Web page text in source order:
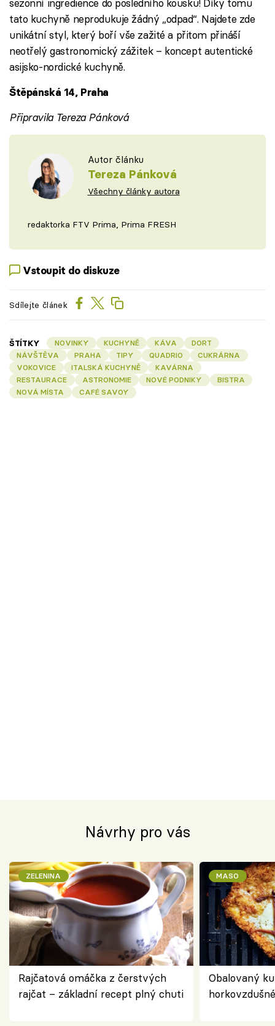
sezonní ingredience do posledního kousku! Díky tomu
tato kuchyně neprodukuje žádný „odpad“. Najdete zde
unikátní styl, který boří vše zažité a přitom přináší
neotřelý gastronomický zážitek – koncept autentické
asijsko-nordické kuchyně.
Štěpánská 14, Praha
Připravila Tereza Pánková
Autor článku
Tereza Pánková
Všechny články autora
redaktorka FTV Prima, Prima FRESH
Vstoupit do diskuze
Sdílejte článek
ŠTÍTKY NOVINKY KUCHYNĚ KÁVA
DORT
NÁVŠTĚVA
PRAHA TIPY QUADRIO
CUKRÁRNA
VOKOVICE
ITALSKÁ KUCHYNĚ
KAVÁRNA
RESTAURACE
ASTRONOMIE NOVÉ PODNIKY
BISTRA
NOVÁ MÍSTA
CAFÉ SAVOY
Návrhy pro vás
ZELENINA
Rajčatová omáčka z čerstvých
rajčat – základní recept plný chuti
MASO
Obalovaný